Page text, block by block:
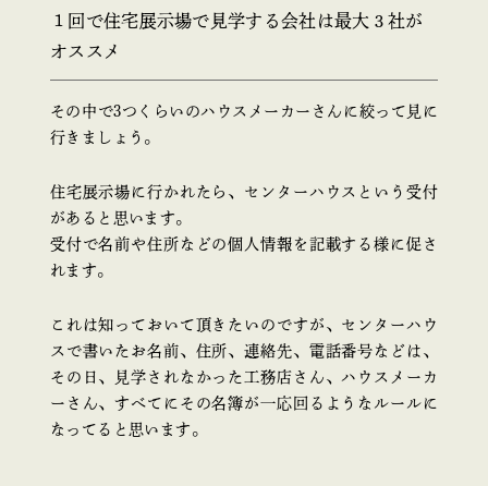
１回で住宅展示場で見学する会社は最大３社が
オススメ
その中で3つくらいのハウスメーカーさんに絞って見に
行きましょう。
住宅展示場に行かれたら、センターハウスという受付
があると思います。
受付で名前や住所などの個人情報を記載する様に促さ
れます。
これは知っておいて頂きたいのですが、センターハウ
スで書いたお名前、住所、連絡先、電話番号などは、
その日、見学されなかった工務店さん、ハウスメーカ
ーさん、すべてにその名簿が一応回るようなルールに
なってると思います。